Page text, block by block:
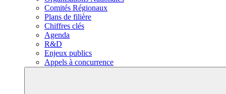
Comités Régionaux
Plans de filière
Chiffres clés
Agenda
R&D
Enjeux publics
Appels à concurrence